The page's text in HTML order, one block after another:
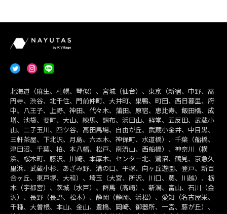
北海道（麻生、札幌、琴似）、宮城（仙台）、東京（新宿、中野、高
円寺、渋谷、北千住、門前仲町、大井町、巣鴨、町田、西日暮里、府
中、八王子、上野、神田、代々木、蒲田、原宿、恵比寿、飯田橋、成
増、池袋、要町、大山、練馬、調布、浜田山、経堂、五反田、武蔵小
山、二子玉川、四ツ谷、高田馬場、自由が丘、武蔵小金井、中目黒、
三軒茶屋、下北沢、月島、六本木、神保町、水道橋）、千葉（船橋、
津田沼、千葉、柏、本八幡、松戸、南流山、西船橋）、神奈川（横
浜、桜木町、藤沢、川崎、本厚木、センター北、鷺沼、鶴見、京急久
里浜、武蔵小杉、あざみ野、溝の口、平塚、向ヶ丘遊園、登戸、新百
合ヶ丘、東戸塚、大和）、埼玉（大宮、所沢、川口、蕨、川越）、栃
木（宇都宮）、茨城（水戸）、群馬（高崎）、新潟、富山、石川（金
沢）、長野（長野、松本）、静岡（静岡、浜松）、愛知（名古屋栄、
千種、大曽根、本山、金山、豊橋、岡崎、御器所、一宮、藤が丘）、